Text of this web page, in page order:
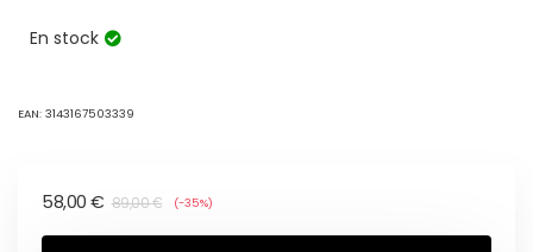
En stock
EAN: 3143167503339
89,00€
58,00 € (-35%)